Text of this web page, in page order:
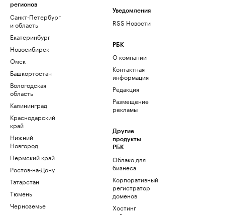
регионов
Санкт-Петербург
и область
Екатеринбург
Новосибирск
Омск
Башкортостан
Вологодская
область
Калининград
Краснодарский
край
Нижний
Новгород
Пермский край
Ростов-на-Дону
Татарстан
Тюмень
Черноземье
Уведомления
RSS Новости
РБК
О компании
Контактная
информация
Редакция
Размещение
рекламы
Другие
продукты
РБК
Облако для
бизнеса
Корпоративный
регистратор
доменов
Хостинг